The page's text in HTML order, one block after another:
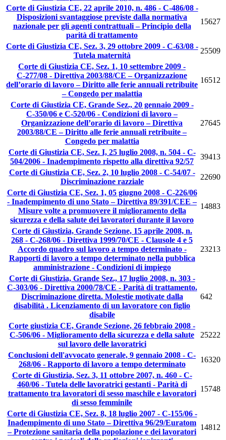
Corte di Giustizia CE, 22 aprile 2010, n. 486 - C-486/08 -
Disposizioni svantaggiose previste dalla normativa
nazionale per gli agenti contrattuali – Principio della
parità di trattamento
15627
Corte di Giustizia CE, Sez. 3, 29 ottobre 2009 - C-63/08 -
Tutela maternità
25509
Corte di Giustizia CE, Sez. 1, 10 settembre 2009 -
C‑277/08 - Direttiva 2003/88/CE – Organizzazione
dell’orario di lavoro – Diritto alle ferie annuali retribuite
– Congedo per malattia
16512
Corte di Giustizia CE, Grande Sez., 20 gennaio 2009 -
C-350/06 e C-520/06 - Condizioni di lavoro –
Organizzazione dell’orario di lavoro – Direttiva
2003/88/CE – Diritto alle ferie annuali retribuite –
Congedo per malattia
27645
Corte di Giustizia CE, Sez. I, 25 luglio 2008, n. 504 - C-
504/2006 - Inadempimento rispetto alla direttiva 92/57
39413
Corte di Giustizia CE, Sez. 2, 10 luglio 2008 - C-54/07 -
Discriminazione razziale
22690
Corte di Giustizia CE, Sez. 1, 05 giugno 2008 - C-226/06
- Inadempimento di uno Stato – Direttiva 89/391/CEE –
Misure volte a promuovere il miglioramento della
sicurezza e della salute dei lavoratori durante il lavoro
14883
Corte di Giustizia, Grande Sezione, 15 aprile 2008, n.
268 - C-268/06 - Direttiva 1999/70/CE - Clausole 4 e 5
Accordo quadro sul lavoro a tempo determinato -
Rapporti di lavoro a tempo determinato nella pubblica
amministrazione - Condizioni di impiego
23213
Corte di Giustizia, Grande Sez., 17 luglio 2008, n. 303 -
C-303/06 - Direttiva 2000/78/CE - Parità di trattamento.
Discriminazione diretta. Molestie motivate dalla
disabilità . Licenziamento di un lavoratore con figlio
disabile
642
Corte giustizia CE, Grande Sezione, 26 febbraio 2008 -
C-506/06 - Miglioramento della sicurezza e della salute
sul lavoro delle lavoratrici
25222
Conclusioni dell'avvocato generale, 9 gennaio 2008 - C-
268/06 - Rapporto di lavoro a tempo determinato
16320
Corte di Giustizia, Sez. 3, 11 ottobre 2007, n. 460 - C-
460/06 - Tutela delle lavoratrici gestanti - Parità di
trattamento tra lavoratori di sesso maschile e lavoratori
di sesso femminile
15748
Corte di Giustizia CE, Sez. 8, 18 luglio 2007 - C-155/06 -
Inadempimento di uno Stato – Direttiva 96/29/Euratom
– Protezione sanitaria della popolazione e dei lavoratori
14812